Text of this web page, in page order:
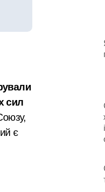
під час спроби
з військових частин
сил
є